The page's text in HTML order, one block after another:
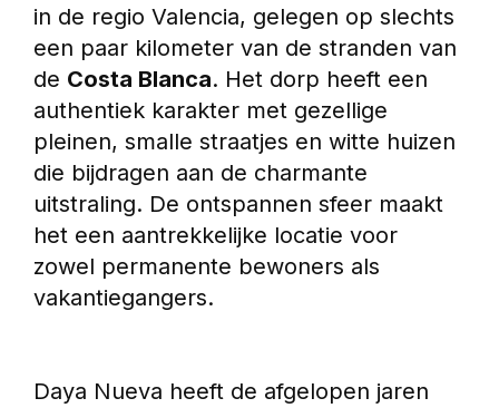
in de regio Valencia, gelegen op slechts
een paar kilometer van de stranden van
de Costa Blanca. Het dorp heeft een
authentiek karakter met gezellige
pleinen, smalle straatjes en witte huizen
die bijdragen aan de charmante
uitstraling. De ontspannen sfeer maakt
het een aantrekkelijke locatie voor
zowel permanente bewoners als
vakantiegangers.
Daya Nueva heeft de afgelopen jaren